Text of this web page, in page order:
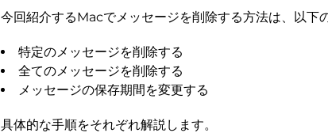
今回紹介するMacでメッセージを削除する方法は、以下
特定のメッセージを削除する
全てのメッセージを削除する
メッセージの保存期間を変更する
具体的な手順をそれぞれ解説します。